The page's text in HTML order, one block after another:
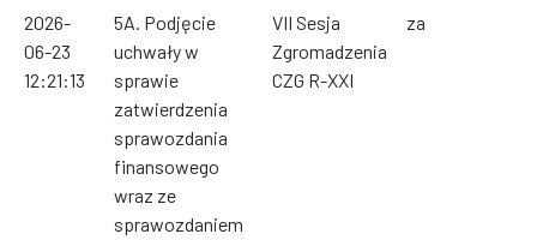
2026-
06-23
12:21:13
5A. Podjęcie
uchwały w
sprawie
zatwierdzenia
sprawozdania
finansowego
wraz ze
sprawozdaniem
VII Sesja
Zgromadzenia
CZG R-XXI
za